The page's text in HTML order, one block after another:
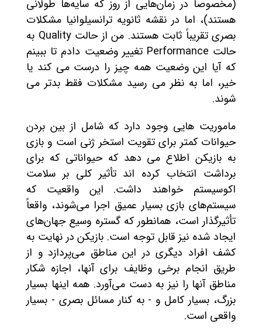
(مخصوصاً در زمان‌هایی از روز که سایه‌ها طولانی
هستند)، اما در نقشه ثانویه ترانسیلوانیا مشکلات
بصری تقریباً ثابت هستند. من از حالت Quality به
حالت Performance تغییر وضعیت دادم تا ببینم
که آیا این وضعیت همه چیز را درست می کند یا
خیر، اما به نظر می رسید مشکلات فقط بدتر می
شوند.
ماموریت هایی وجود دارد که شامل از بین بردن
حیوانات کمتر برای تقویت استخر ژنی است و بازی
به بازیکن اطلاع می دهد که حیواناتی که برای
برداشت انتخاب کرده اند تأثیر کلی بر سلامت
اکوسیستم خواهند داشت. این واقعیت که
سیستم‌های بازی بسیار عمیق اجرا می‌شوند، واقعاً
تأثیرگذار است، همانطور که گستره وسیع جهان‌های
ایجاد شده نیز قابل توجه است. بازیکن در نهایت به
کشف افراد دیگری در این مناطق می‌پردازد و از
طریق انجام برخی وظایف برای آنها، اجازه شکار
مناطق آنها را نیز به دست می‌آورد. همه اینها بسیار
بزرگ، بسیار کامل و - به کنار مسائل بصری - بسیار
واقعی است.